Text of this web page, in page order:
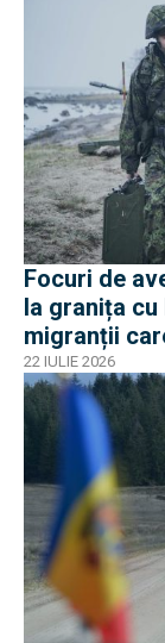
Focuri de
la granița
migranții
22 IULIE 2026